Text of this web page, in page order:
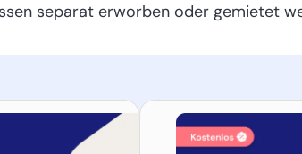
separat erworben oder gemietet